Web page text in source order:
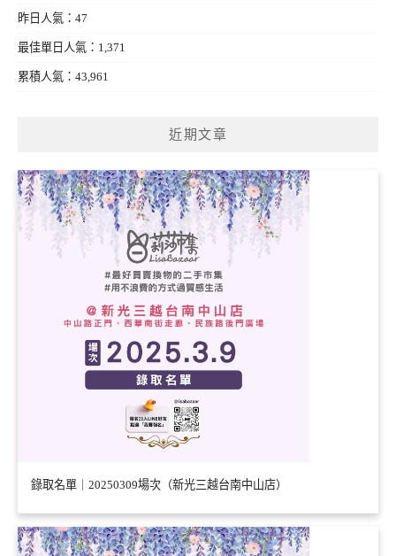
昨日人氣：47
最佳單日人氣：1,371
累積人氣：43,961
近期文章
錄取名單｜20250309場次（新光三越台南中山店）